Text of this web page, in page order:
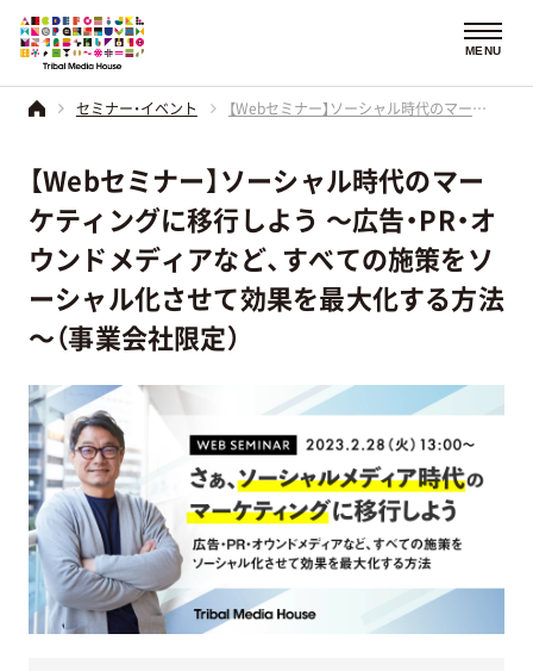
MENU
セミナー・イベント 【Webセミナー】ソーシャル時代のマーケティングに移行しよう ～広告・PR・オウンドメディアなど、すべての施策をソーシャル化させて効果を最大化する方法～（事業会社限定）
【Webセミナー】ソーシャル時代のマー
ケティングに移行しよう ～広告・PR・オ
ウンドメディアなど、すべての施策をソ
ーシャル化させて効果を最大化する方法
～（事業会社限定）